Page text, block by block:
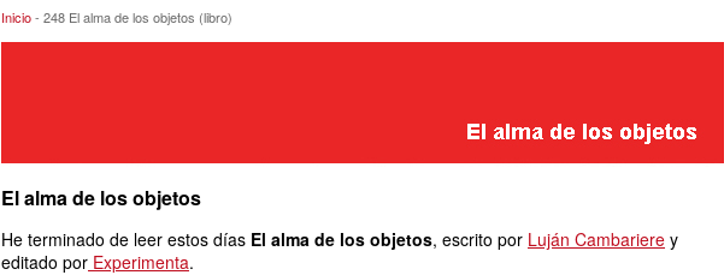
248 El alma de los objetos (libro)
Inicio- 248 El alma de los objetos (libro)
El alma de los objetos
He terminado de leer estos días El alma de los objetos, escrito por Luján Cambariere y
editado por Experimenta.